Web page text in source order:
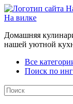
На вилке
Домашняя
нашей уютной
Все
Поиск по